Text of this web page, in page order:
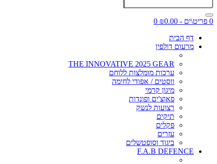
0 פריט\ים - ₪0.00
0
דף הבית
מרעום דולפין
THE INNOVATIVE 2025 GEAR
ערכות מומלצות ללוחם
ווסטים / אפודי לחימה
מיגון קרמי
פאוצ'ים ופונדות
רצועות לנשק
תיקים
פקלים
עזרים
ביגוד וסופטשלים
F.A.B DEFENCE